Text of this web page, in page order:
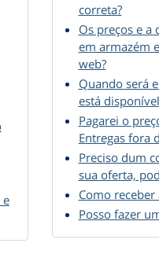
e
correta?
Os preços e
em armazém
web?
Quando será
está
Pagarei o
Entregas fora
Preciso dum
sua oferta,
Como receber
Posso fazer